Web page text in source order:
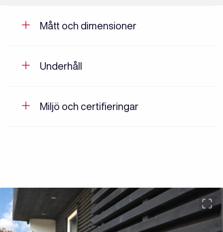
Mått och dimensioner
Underhåll
Miljö och certifieringar